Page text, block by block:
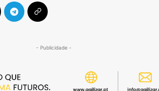
- Publicidade -